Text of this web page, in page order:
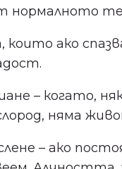
нормалното
които ако
– когато,
няма
– ако